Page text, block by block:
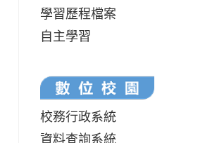
學習歷程檔案
自主學習
校務行政系統
資料查詢系統